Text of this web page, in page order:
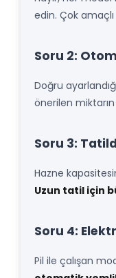
edin. Çok
Soru 2:
Doğru
önerilen
Soru 3:
Hazne
Uzun tatil için
Soru 4:
Pil ile çalışan